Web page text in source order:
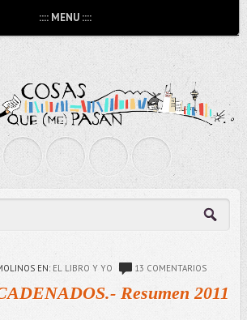
:::: MENU ::::
EN: EL LIBRO Y YO 13 COMENTARIOS
Resumen 2011